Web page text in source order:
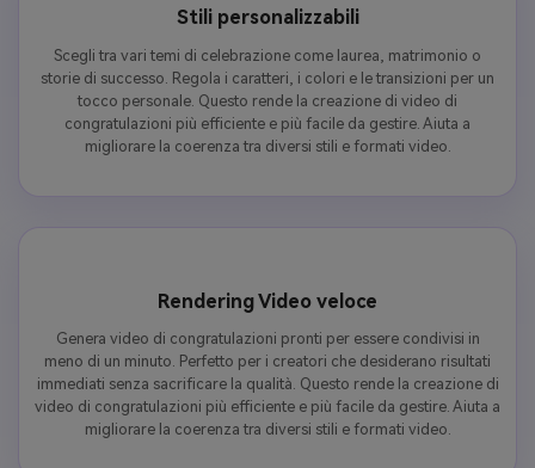
Stili personalizzabili
Scegli tra vari temi di celebrazione come laurea, matrimonio o
storie di successo. Regola i caratteri, i colori e le transizioni per un
tocco personale. Questo rende la creazione di video di
congratulazioni più efficiente e più facile da gestire. Aiuta a
migliorare la coerenza tra diversi stili e formati video.
Rendering Video veloce
Genera video di congratulazioni pronti per essere condivisi in
meno di un minuto. Perfetto per i creatori che desiderano risultati
immediati senza sacrificare la qualità. Questo rende la creazione di
video di congratulazioni più efficiente e più facile da gestire. Aiuta a
migliorare la coerenza tra diversi stili e formati video.